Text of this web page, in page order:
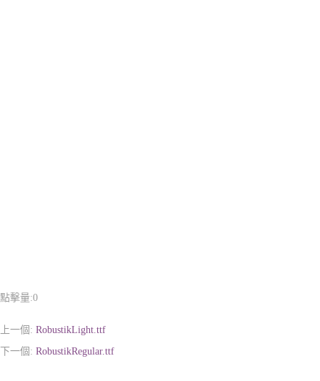
點擊量:0
上一個: RobustikLight.ttf
下一個: RobustikRegular.ttf